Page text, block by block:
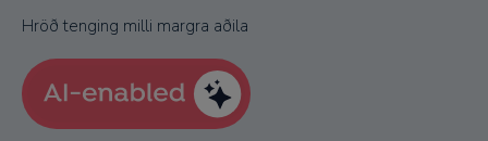
Hröð tenging milli margra aðila